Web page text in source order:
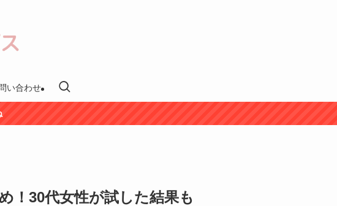
い合わせ
！30代女性が試した結果も